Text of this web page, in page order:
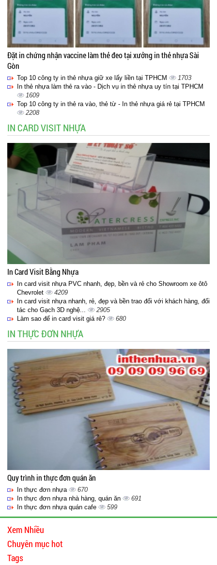
Đặt in chứng nhận vaccine làm thẻ đeo tại xưởng in thẻ nhựa Sài
Gòn
Top 10 công ty in thẻ nhựa giữ xe lấy liền tại TPHCM
1703
In thẻ nhựa làm thẻ ra vào - Dịch vụ in thẻ nhựa uy tín tại TPHCM
1609
Top 10 công ty in thẻ ra vào, thẻ từ - In thẻ nhựa giá rẻ tại TPHCM
2208
IN CARD VISIT NHỰA
In Card Visit Bằng Nhựa
In card visit nhựa PVC nhanh, đẹp, bền và rẻ cho Showroom xe ôtô
Chevrolet
4209
In card visit nhựa nhanh, rẻ, đẹp và bền trao đổi với khách hàng, đối
tác cho Gạch 3D nghệ...
2905
Làm sao để in card visit giá rẻ?
680
IN THỰC ĐƠN NHỰA
Quy trình in thực đơn quán ăn
In thực đơn nhựa
670
In thực đơn nhựa nhà hàng, quán ăn
691
In thực đơn nhựa quán cafe
599
Xem Nhiều
Chuyên mục hot
Tags